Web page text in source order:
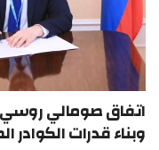
اتفاق صومالي روسي
وبناء قدرات الكوادر